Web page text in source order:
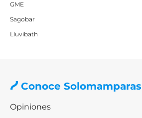
GME
Sagobar
Lluvibath
Conoce Solomamparas
Opiniones